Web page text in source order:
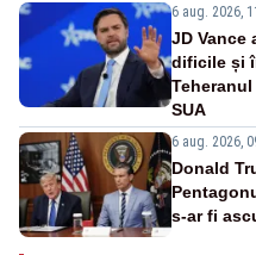
6 aug. 2026,
JD Vance
dificile și
SUA
6 aug. 2026,
Donald
s-ar fi